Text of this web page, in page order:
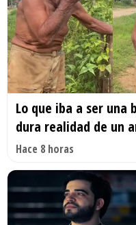
Lo que iba a ser
dura realidad de un
Hace 8 horas